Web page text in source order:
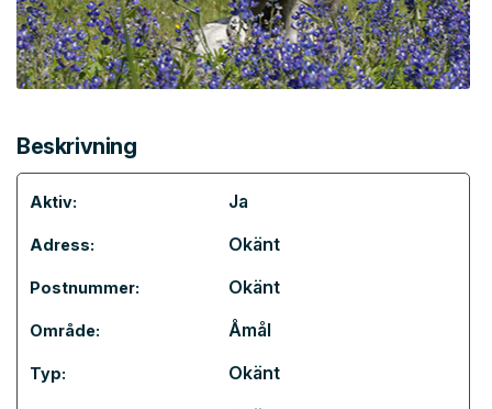
Beskrivning
Aktiv: Ja
Adress: Okänt
Postnummer: Okänt
Område: Åmål
Typ: Okänt